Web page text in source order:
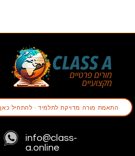
info@class-
a.online
התאמת מורה מדויקת לתלמיד - להתחיל כאן